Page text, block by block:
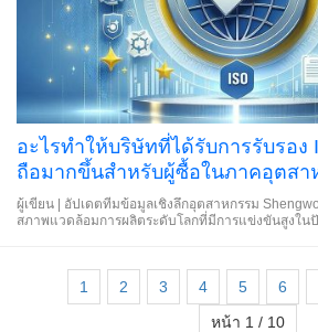
อะไรทำให้บริษัทที่ได้รับการรับรอง
ถือมากขึ้นสำหรับผู้ซื้อในภาคอุตสา
ผู้เขียน | อัปเดตทีมข้อมูลเชิงลึกอุตสาหกรรม
สภาพแวดล้อมการผลิตระดับโลกที่มีการแข่งขันสูงในปั
1 2 3 4 5 6
หน้า 1 / 10